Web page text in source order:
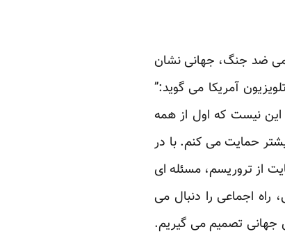
ضد جنگ، جهانی نشان
آمریکا می گوید:”
این نیست که اول از همه
حمایت می کنم. با در
از تروریسم، مسئله ای
اجماعی را دنبال می
جهانی تصمیم می گیریم.